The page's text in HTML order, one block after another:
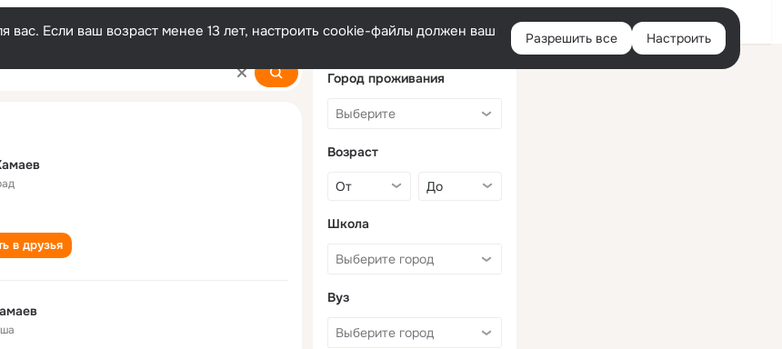
Войти
Если ваш возраст менее 13 лет, настроить cookie-файлы должен ваш
Разрешить все Настроить
в друзья
Город проживания
Возраст
Школа
Вуз